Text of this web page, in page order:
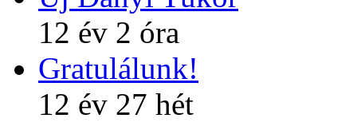
12 év 2 óra
Gratulálunk!
12 év 27 hét